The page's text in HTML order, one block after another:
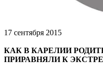
17 сентября 2015
КАК В КАРЕЛИИ
ПРИРАВНЯЛИ К